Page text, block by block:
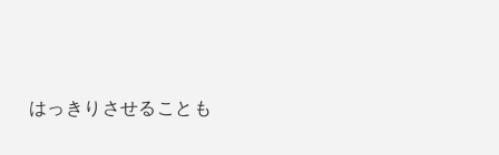
はっきりさせることも